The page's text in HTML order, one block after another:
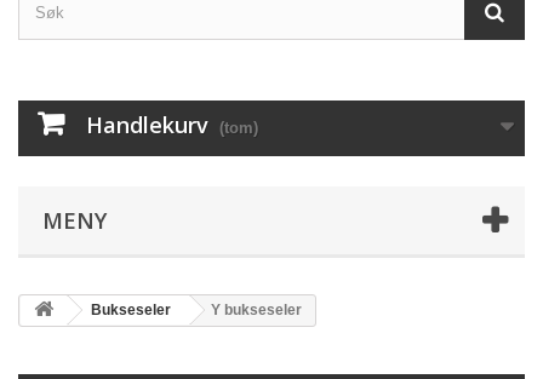
Handlekurv (tom)
MENY
Bukseseler Y bukseseler